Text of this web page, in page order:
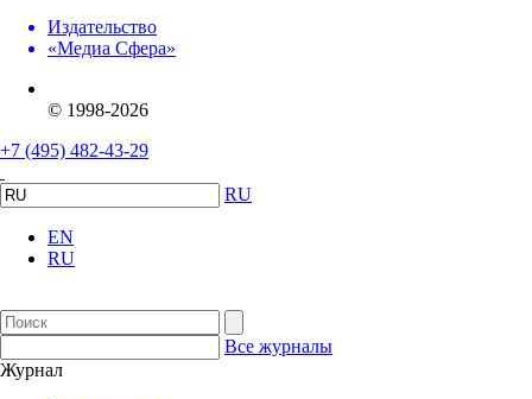
Издательство
«Медиа Сфера»
© 1998-2026
+7 (495) 482-43-29
RU
EN
RU
Все журналы
Журнал